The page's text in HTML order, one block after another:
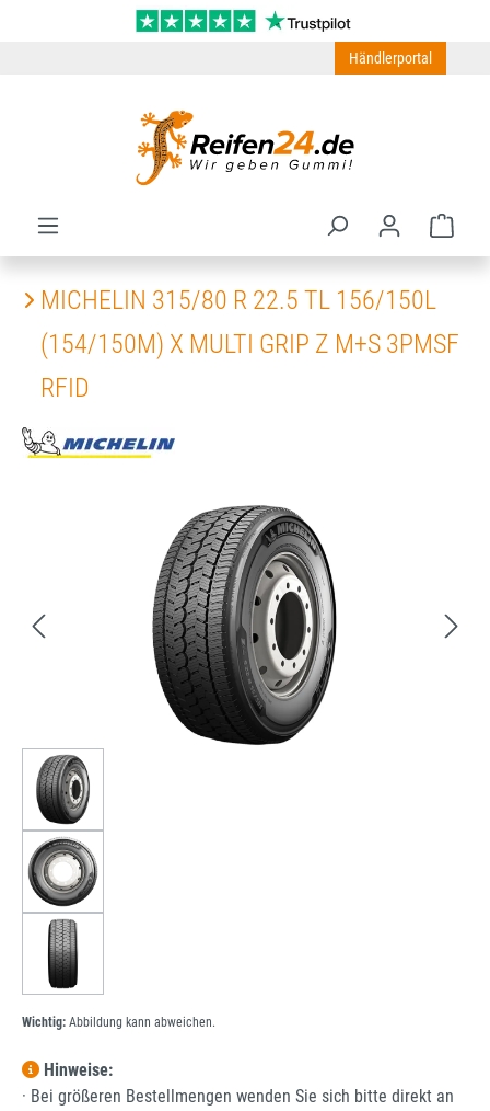
Zum Hauptinhalt springen
Händlerportal
MICHELIN 315/80 R 22.5 TL 156/150L
(154/150M) X MULTI GRIP Z M+S 3PMSF
RFID
Bildergalerie überspringen
Wichtig: Abbildung kann abweichen.
Hinweise:
· Bei größeren Bestellmengen wenden Sie sich bitte direkt an